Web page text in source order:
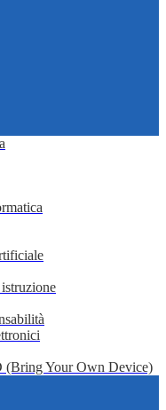
Your Own Device)